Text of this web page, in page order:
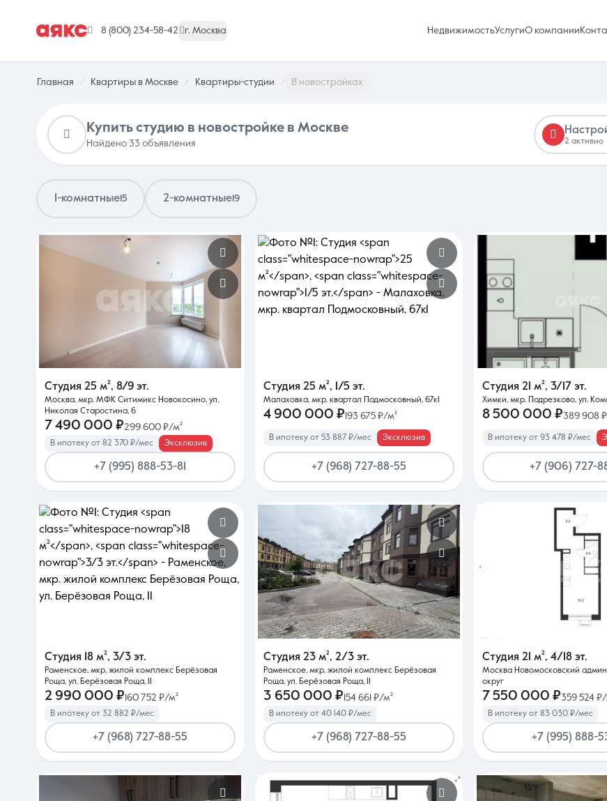
8 (800) 234-58-42 г. Москва НедвижимостьУслугиО компании
Главная Квартиры в Москве Квартиры-студии В новостройках
Купить студию в новостройке в Москве
Найдено 33 объявления 2 активно
1-комнатные15 2-комнатные19
Студия 25 м², 8/9 эт.
Москва, мкр. МФК Ситимикс Новокосино, ул.
Николая Старостина, 6
7 490 000 ₽299 600 ₽/м²
В ипотеку от 82 370 ₽/мес Эксклюзив
+7 (995) 888-53-81
Студия 25 м², 1/5 эт.
Малаховка, мкр. квартал Подмосковный, 67к1
4 900 000 ₽ 193 675 ₽/м²
В ипотеку от 53 887 ₽/мес Эксклюзив
+7 (968) 727-88-55
Студия 21 м², 3/17 эт.
Химки, мкр. Подрезково, ул.
8 500 000 ₽389 908
В ипотеку от 93 478 ₽/мес
+7 (906) 727-
Студия 18 м², 3/3 эт.
Раменское, мкр. жилой комплекс Берёзовая
Роща, ул. Берёзовая Роща, 11
2 990 000 ₽160 752 ₽/м²
В ипотеку от 32 882 ₽/мес
+7 (968) 727-88-55
Студия 23 м², 2/3 эт.
Раменское, мкр. жилой комплекс Берёзовая
Роща, ул. Берёзовая Роща, 11
3 650 000 ₽154 661 ₽/м²
В ипотеку от 40 140 ₽/мес
+7 (968) 727-88-55
Студия 21 м², 4/18 эт.
Москва Новомосковский
округ
7 550 000 ₽359 524
В ипотеку от 83 030 ₽/мес
+7 (995) 888-